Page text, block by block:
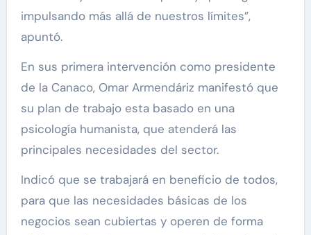
impulsando más allá de nuestros límites”,
apuntó.
En sus primera intervención como presidente
de la Canaco, Omar Armendáriz manifestó que
su plan de trabajo esta basado en una
psicología humanista, que atenderá las
principales necesidades del sector.
Indicó que se trabajará en beneficio de todos,
para que las necesidades básicas de los
negocios sean cubiertas y operen de forma